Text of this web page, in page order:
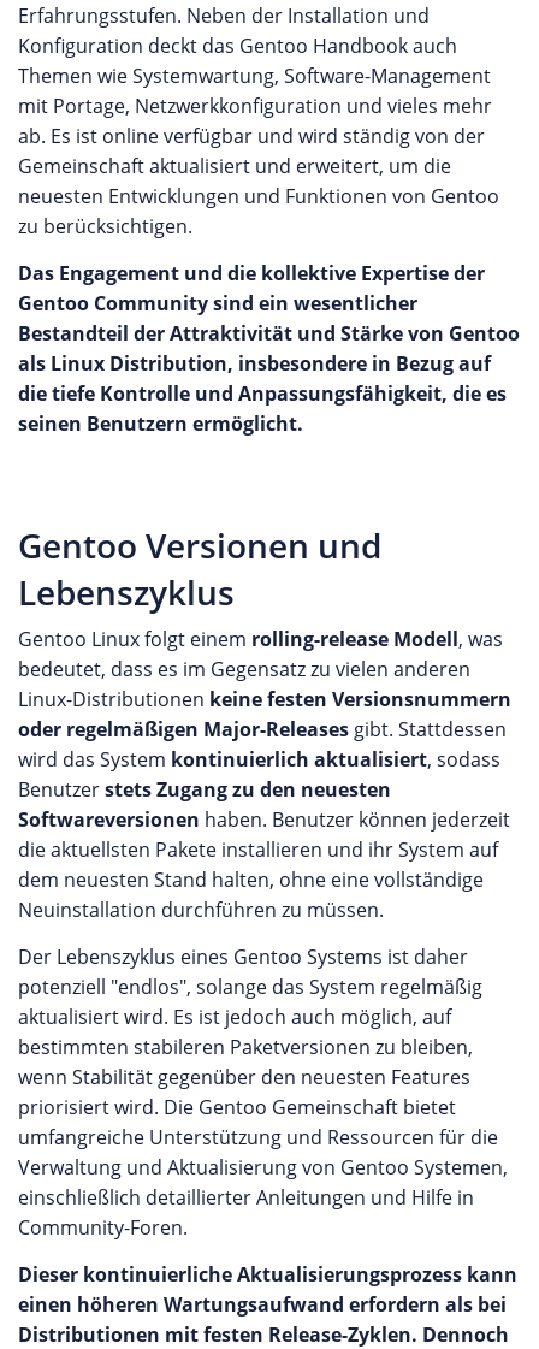
Erfahrungsstufen. Neben der Installation und
Konfiguration deckt das Gentoo Handbook auch
Themen wie Systemwartung, Software-Management
mit Portage, Netzwerkkonfiguration und vieles mehr
ab. Es ist online verfügbar und wird ständig von der
Gemeinschaft aktualisiert und erweitert, um die
neuesten Entwicklungen und Funktionen von Gentoo
zu berücksichtigen.
Das Engagement und die kollektive Expertise der
Gentoo Community sind ein wesentlicher
Bestandteil der Attraktivität und Stärke von Gentoo
als Linux Distribution, insbesondere in Bezug auf
die tiefe Kontrolle und Anpassungsfähigkeit, die es
seinen Benutzern ermöglicht.
Gentoo Versionen und
Lebenszyklus
Gentoo Linux folgt einem rolling-release Modell, was
bedeutet, dass es im Gegensatz zu vielen anderen
Linux-Distributionen keine festen Versionsnummern
oder regelmäßigen Major-Releases gibt. Stattdessen
wird das System kontinuierlich aktualisiert, sodass
Benutzerstets Zugang zu den neuesten
Softwareversionen haben. Benutzer können jederzeit
die aktuellsten Pakete installieren und ihr System auf
dem neuesten Stand halten, ohne eine vollständige
Neuinstallation durchführen zu müssen.
Der Lebenszyklus eines Gentoo Systems ist daher
potenziell "endlos", solange das System regelmäßig
aktualisiert wird. Es ist jedoch auch möglich, auf
bestimmten stabileren Paketversionen zu bleiben,
wenn Stabilität gegenüber den neuesten Features
priorisiert wird. Die Gentoo Gemeinschaft bietet
umfangreiche Unterstützung und Ressourcen für die
Verwaltung und Aktualisierung von Gentoo Systemen,
einschließlich detaillierter Anleitungen und Hilfe in
Community-Foren.
Dieser kontinuierliche Aktualisierungsprozess kann
einen höheren Wartungsaufwand erfordern als bei
Distributionen mit festen Release-Zyklen. Dennoch